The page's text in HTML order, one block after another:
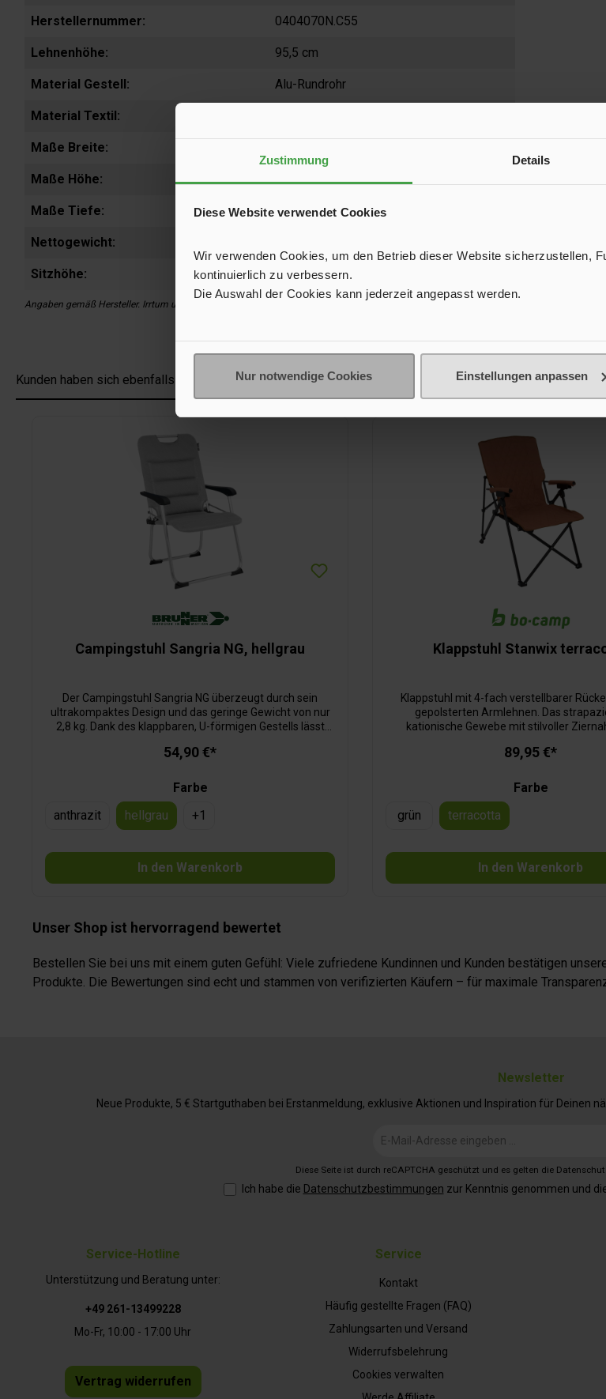
Zustimmung Details
Diese Website verwendet Cookies
Wir verwenden Cookies, um den Betrieb dieser Website sicherzustellen,
kontinuierlich zu verbessern.
Die Auswahl der Cookies kann jederzeit angepasst werden.
Nur notwendige Cookies Einstellungen anpassen
Herstellernummer: 0404070N.C55
Lehnenhöhe: 95,5 cm
Material Gestell: Alu-Rundrohr
Material Textil:
Maße Breite:
Maße Höhe: 955 mm
Maße Tiefe: 430 mm
Nettogewicht:
Sitzhöhe: 46 cm
Angaben gemäß Hersteller. Irrtum und Änderung vorbehalten.
Kunden haben sich ebenfalls angesehen
Campingstuhl Sangria NG, hellgrau
Der Campingstuhl Sangria NG überzeugt durch sein
ultrakompaktes Design und das geringe Gewicht von nur
2,8 kg. Dank des klappbaren, U-förmigen Gestells lässt
für Campingausflüge, Vanlife oder den entspannten Tag
Sitzkomfort und eine robuste Konstruktion. Ein neu
arretiert die Hinterbeine selbstständig und sorgt so für
zusätzliche Stabilität auf verschiedenem Untergrund. Das
für alle, die gerne flexibel und platzsparend reisen.
54,90 €*
Farbe
anthrazit
hellgrau +1
In den Warenkorb
Klappstuhl Stanwix
Klappstuhl mit 4-fach verstellbarer
gepolsterten Armlehnen. Das
kationische Gewebe mit stilvoller
Inkl. Tragetasche.
89,95 €*
Farbe
grün
terracotta
In den Warenkorb
Unser Shop ist hervorragend bewertet
Bestellen Sie bei uns mit einem guten Gefühl: Viele zufriedene Kundinnen und Kunden bestätigen
Produkte. Die Bewertungen sind echt und stammen von verifizierten Käufern – für maximale
Service-Hotline
Unterstützung und Beratung unter:
+49 261-13499228
Mo-Fr, 10:00 - 17:00 Uhr
Vertrag widerrufen
Service
Kontakt
Häufig gestellte Fragen (FAQ)
Zahlungsarten und Versand
Widerrufsbelehrung
Cookies verwalten
Newsletter
Neue Produkte, 5 € Startguthaben bei Erstanmeldung, exklusive Aktionen und Inspiration für Deinen
Mail-
Diese Seite ist durch reCAPTCHA geschützt und es gelten die
Ich habe die Datenschutzbestimmungen zur Kenntnis genommen und